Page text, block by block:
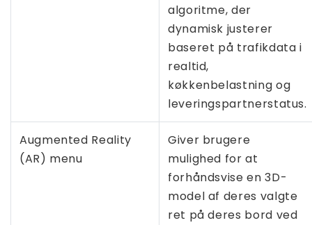
algoritme, der
dynamisk justerer
baseret på trafikdata i
realtid,
køkkenbelastning og
leveringspartnerstatus.
Augmented Reality
(AR) menu
Giver brugere
mulighed for at
forhåndsvise en 3D-
model af deres valgte
ret på deres bord ved